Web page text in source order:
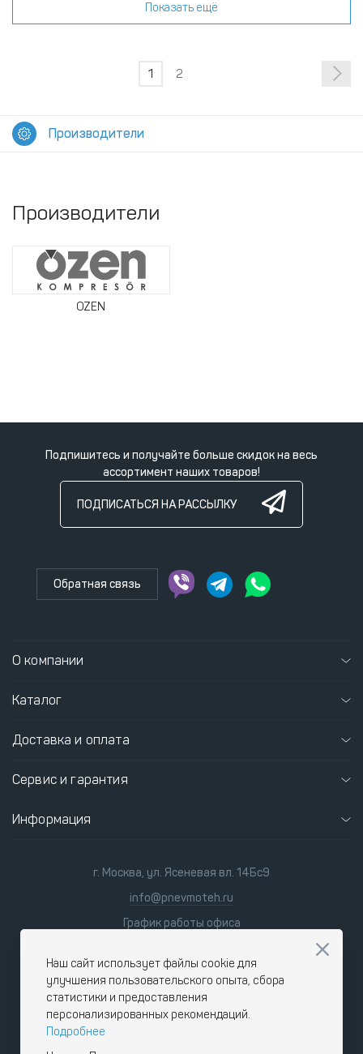
Показать ещё
1 2
Производители
Производители
OZEN
Подпишитесь и получайте больше скидок на весь
ассортимент наших товаров!
ПОДПИСАТЬСЯ НА РАССЫЛКУ
Обратная связь
О компании
Каталог
Доставка и оплата
Сервис и гарантия
Информация
г. Москва, ул. Ясеневая вл. 14Бс9
info@pnevmoteh.ru
График работы офиса
9:00 - 18:00
Наш сайт использует файлы cookie для
улучшения пользовательского опыта, сбора
статистики и предоставления
персонализированных рекомендаций.
Подробнее